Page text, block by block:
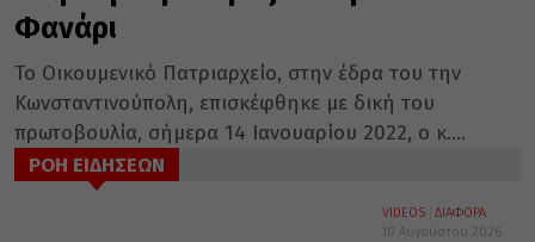
Φανάρι
Το Οικουμενικό Πατριαρχείο, στην έδρα του την
Κωνσταντινούπολη, επισκέφθηκε με δική του
πρωτοβουλία, σήμερα 14 Ιανουαρίου 2022, ο κ....
ΡΟΗ ΕΙΔΗΣΕΩΝ
VIDEOS
ΔΙΑΦΟΡΑ
10 Αυγούστου 2026